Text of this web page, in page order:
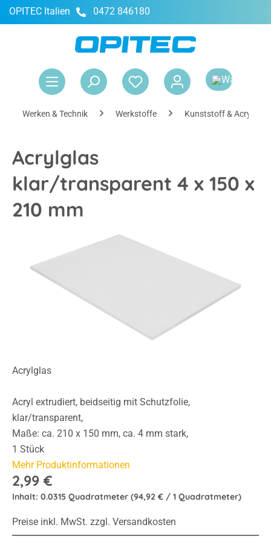
springen
OPITEC Italien 0472 846180
Werken & Technik Werkstoffe Kunststoff & Acrylglas
Acrylglas
klar/transparent 4 x 150 x
210 mm
Bildergalerie überspringen
Acrylglas
Acryl extrudiert, beidseitig mit Schutzfolie,
klar/transparent,
Maße: ca. 210 x 150 mm, ca. 4 mm stark,
1 Stück
Mehr Produktinformationen
2,99 €
Inhalt: 0.0315 Quadratmeter (94,92 € / 1 Quadratmeter)
Preise inkl. MwSt. zzgl. Versandkosten